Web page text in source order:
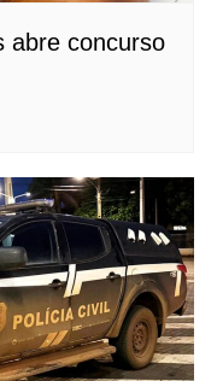
abre concurso